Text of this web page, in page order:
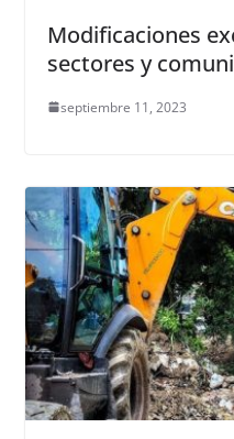
Modificaciones
sectores y
septiembre 11, 2023